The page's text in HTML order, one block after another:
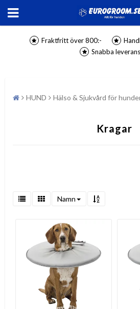
Fraktfritt över 800:-
Snabba
HUND Hälso & Sjukvård för
Kragar
Namn